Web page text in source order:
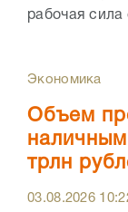
рабочая сила
Экономика
Объем
трлн
03.08.2026